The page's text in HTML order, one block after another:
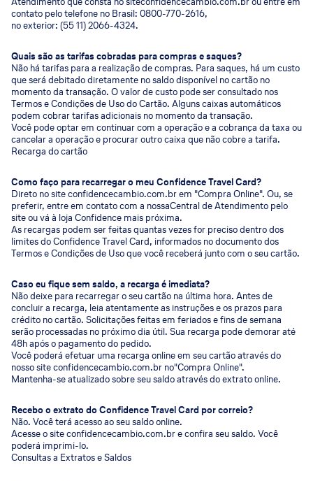
contato pelo telefone no Brasil: 0800-770-2616,
no exterior: (55 11) 2066-4324.
Quais são as tarifas cobradas para compras e saques?
Não há tarifas para a realização de compras. Para saques, há um custo
que será debitado diretamente no saldo disponível no cartão no
momento da transação. O valor de custo pode ser consultado nos
Termos e Condições de Uso do Cartão. Alguns caixas automáticos
podem cobrar tarifas adicionais no momento da transação.
Você pode optar em continuar com a operação e a cobrança da taxa ou
cancelar a operação e procurar outro caixa que não cobre a tarifa.
Recarga do cartão
Como faço para recarregar o meu Confidence Travel Card?
Direto no site confidencecambio.com.br em "Compra Online". Ou, se
preferir, entre em contato com a nossaCentral de Atendimento pelo
site ou vá à loja Confidence mais próxima.
As recargas podem ser feitas quantas vezes for preciso dentro dos
limites do Confidence Travel Card, informados no documento dos
Termos e Condições de Uso que você receberá junto com o seu cartão.
Caso eu fique sem saldo, a recarga é imediata?
Não deixe para recarregar o seu cartão na última hora. Antes de
concluir a recarga, leia atentamente as instruções e os prazos para
crédito no cartão. Solicitações feitas em feriados e fins de semana
serão processadas no próximo dia útil. Sua recarga pode demorar até
48h após o pagamento do pedido.
Você poderá efetuar uma recarga online em seu cartão através do
nosso site confidencecambio.com.br no"Compra Online".
Mantenha-se atualizado sobre seu saldo através do extrato online.
Recebo o extrato do Confidence Travel Card por correio?
Não. Você terá acesso ao seu saldo online.
Acesse o site confidencecambio.com.br e confira seu saldo. Você
poderá imprimi-lo.
Consultas a Extratos e Saldos